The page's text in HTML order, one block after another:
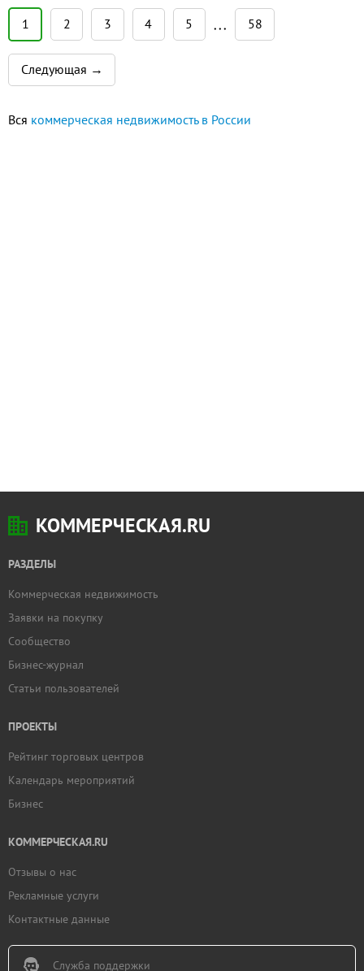
ремонт,кафе,круглосуточное
видеонаблюдение,охрана,парковка.
1 2 3 4 5 • • • 58
Следующая →
Вся коммерческая недвижимость в России
КОММЕРЧЕСКАЯ.RU
РАЗДЕЛЫ
Коммерческая недвижимость
Заявки на покупку
Сообщество
Бизнес-журнал
Статьи пользователей
ПРОЕКТЫ
Рейтинг торговых центров
Календарь мероприятий
Бизнес
КОММЕРЧЕСКАЯ.RU
Отзывы о нас
Рекламные услуги
Контактные данные
Служба поддержки